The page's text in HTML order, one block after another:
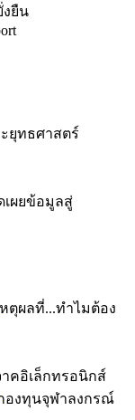
งยืน
ยุทธศาสตร์
เผยข้อมูลสู่
หตุผลที่...ทำไมต้อง
คอิเล็กทรอนิกส์
องทุนจุฬาลงกรณ์